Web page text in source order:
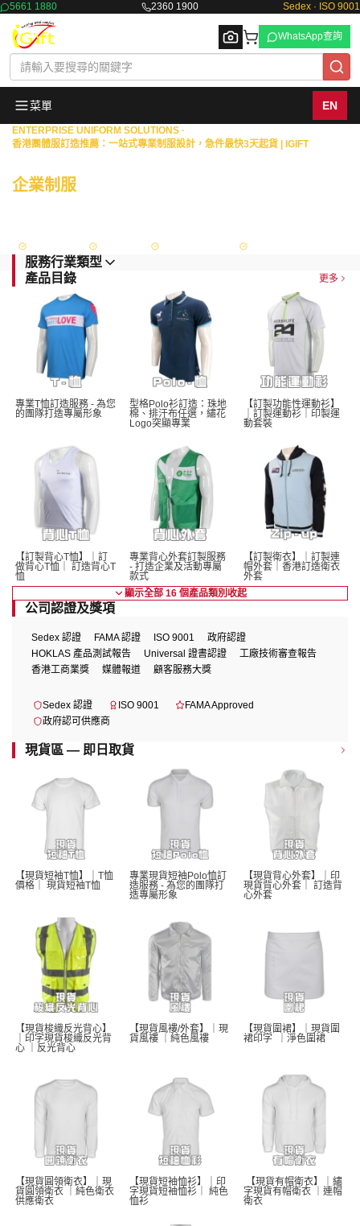
5661 1880 2360 1900 Sedex · ISO 9001
Browse
WhatsApp查詢
菜單 EN
ENTERPRISE UNIFORM SOLUTIONS ·
香港團體服訂造推薦：一站式專業制服設計，急件最快3天起貨 | IGIFT
企業制服
服務行業類型
產品目錄
更多
專業T恤訂造服務 - 為您
的團隊打造專屬形象
型格Polo衫訂造：珠地
棉、排汗布任選，繡花
Logo突顯專業
【訂製功能性運動衫】
｜訂製運動衫｜印製運
動套裝
【訂製背心T恤】｜訂
做背心T恤｜ 訂造背心T
恤
專業背心外套訂製服務
- 打造企業及活動專屬
款式
【訂製衛衣】｜訂製連
帽外套｜香港訂造衛衣
外套
顯示全部 16 個產品類別收起
公司認證及獎項
Sedex 認證 FAMA 認證 ISO 9001
政府認證
HOKLAS 產品測試報告
Universal 證書認證
工廠技術審查報告
香港工商業獎
媒體報道 顧客服務大獎
Sedex 認證 ISO 9001
FAMA Approved
政府認可供應商
現貨區 — 即日取貨
【現貨短袖T恤】｜T恤
價格｜ 現貨短袖T恤
專業現貨短袖Polo恤訂
造服務 - 為您的團隊打
造專屬形象
【現貨背心外套】｜印
現貨背心外套｜ 訂造背
心外套
【現貨梭織反光背心】
｜印字現貨梭織反光背
心 ｜反光背心
【現貨風褸/外套】｜現
貨風褸 ｜純色風褸
【現貨圍裙】｜現貨圍
裙印字  ｜淨色圍裙
【現貨圓領衛衣】｜現
貨圓領衛衣 ｜純色衛衣
供應衛衣
【現貨短袖恤衫】｜印
字現貨短袖恤衫｜ 純色
恤衫
字現貨有帽衛衣 ｜連帽
衛衣